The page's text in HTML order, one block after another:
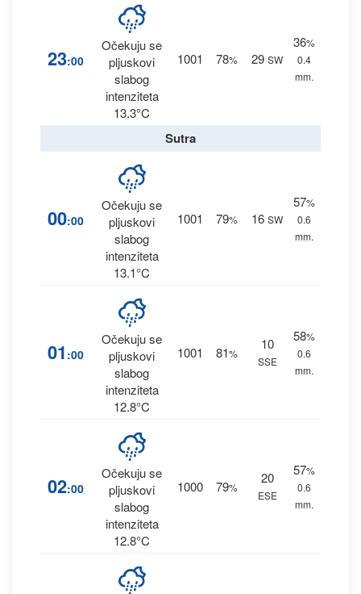
23:00
Očekuju se
pljuskovi
slabog
intenziteta
13.3°C
1001 78% 29 SW
36%
0.4
mm.
Sutra
00:00
Očekuju se
pljuskovi
slabog
intenziteta
13.1°C
1001 79% 16 SW
57%
0.6
mm.
01 :00
Očekuju se
pljuskovi
slabog
intenziteta
12.8°C
1001 81%
10
SSE
58%
0.6
mm.
02:00
Očekuju se
pljuskovi
slabog
intenziteta
12.8°C
1000 79%
20
ESE
57%
0.6
mm.